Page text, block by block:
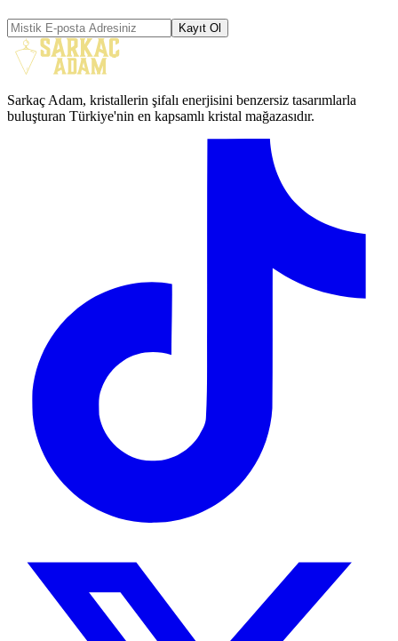
Kayıt Ol
Sarkaç Adam, kristallerin şifalı enerjisini benzersiz tasarımlarla
buluşturan Türkiye'nin en kapsamlı kristal mağazasıdır.